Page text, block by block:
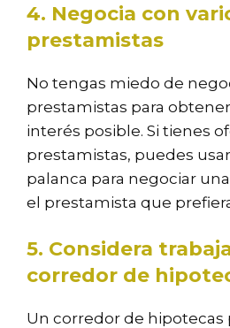
4. Negocia con
prestamistas
No tengas miedo de
prestamistas para
interés posible. Si tienes
prestamistas, puedes
palanca para negociar
el prestamista que
5. Considera
corredor de
Un corredor de hipotecas